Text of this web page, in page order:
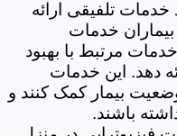
خدمات تلفیقی ارائه
بیماران خدمات
مرتبط با بهبود
دهد. این خدمات
بیمار کمک کنند و
باشند.